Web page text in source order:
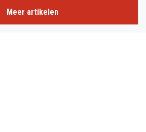
Meer artikelen